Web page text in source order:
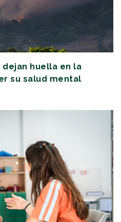
huella en la
su salud mental